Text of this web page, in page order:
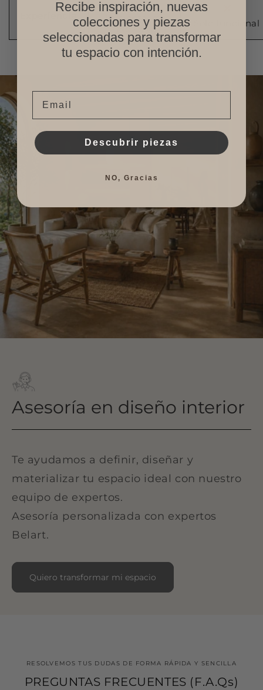
Se siente, no
solo se ve
Solo funcional
Asesoría en diseño interior
Te ayudamos a definir, diseñar y
materializar tu espacio ideal con nuestro
equipo de expertos.
Asesoría personalizada con expertos
Belart.
Quiero transformar mi espacio
RESOLVEMOS TUS DUDAS DE FORMA RÁPIDA Y SENCILLA
PREGUNTAS FRECUENTES (F.A.Qs)
Recibe inspiración, nuevas
colecciones y piezas
seleccionadas para transformar
tu espacio con intención.
Descubrir piezas
NO, Gracias